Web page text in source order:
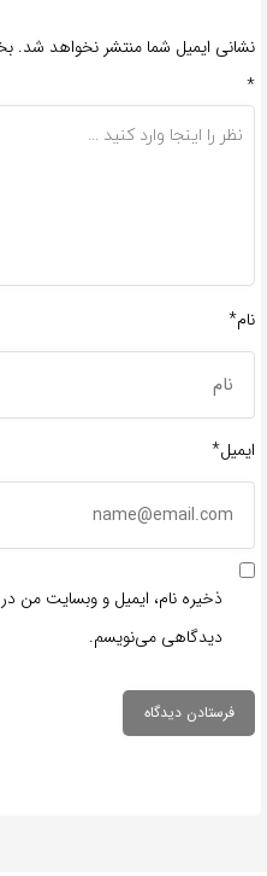
نشانی ایمیل شما منتشر نخواهد شد.
*
نام*
ایمیل*
ذخیره نام، ایمیل و وبسایت من در
دیدگاهی می‌نویسم.